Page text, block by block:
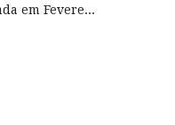
em Fevere...